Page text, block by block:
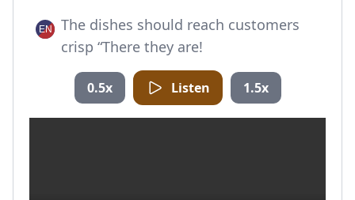
The dishes should reach customers
crisp “There they are!
0.5x Listen 1.5x